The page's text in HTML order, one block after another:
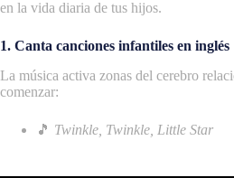
en la vida diaria de tus hijos.
1. Canta canciones infantiles en inglés
La música activa zonas del cerebro
comenzar:
🎵 Twinkle, Twinkle, Little Star